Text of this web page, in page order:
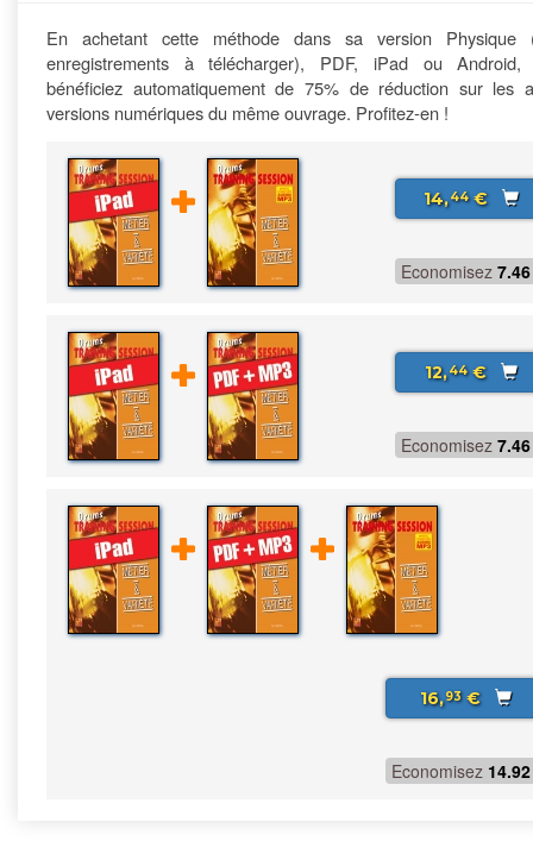
En achetant cette méthode dans sa version Physique
enregistrements à télécharger), PDF, iPad ou Android,
bénéficiez automatiquement de 75% de réduction sur les
versions numériques du même ouvrage. Profitez-en !
14,44€
Economisez 7.46
12,44€
Economisez 7.46
16,93€
Economisez 14.92